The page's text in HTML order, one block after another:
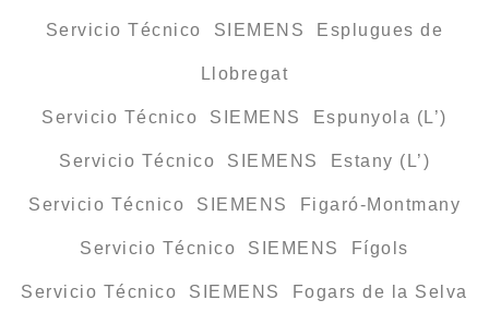
Servicio Técnico SIEMENS Esplugues de
Llobregat
Servicio Técnico SIEMENS Espunyola (L’)
Servicio Técnico SIEMENS Estany (L’)
Servicio Técnico SIEMENS Figaró-Montmany
Servicio Técnico SIEMENS Fígols
Servicio Técnico SIEMENS Fogars de la Selva